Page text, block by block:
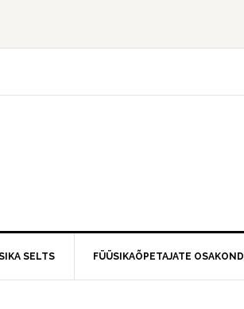
SELTS FÜÜSIKAÕPETAJATE OSAKOND